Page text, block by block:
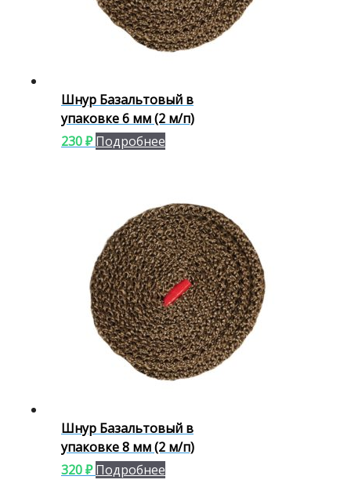
Шнур Базальтовый в
упаковке 6 мм (2 м/п)
230₽ Подробнее
Шнур Базальтовый в
упаковке 8 мм (2 м/п)
320₽ Подробнее